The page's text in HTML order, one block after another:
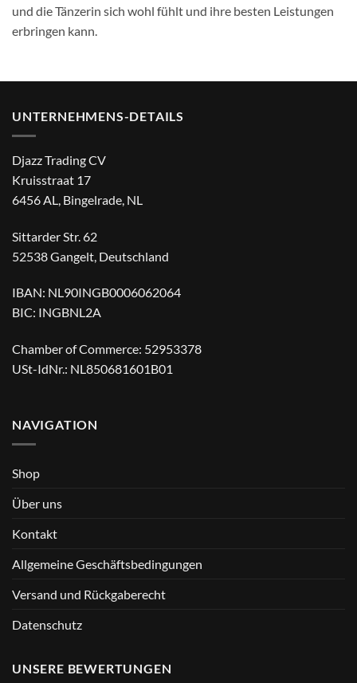
und die Tänzerin sich wohl fühlt und ihre besten Leistungen
erbringen kann.
UNTERNEHMENS-DETAILS
Djazz Trading CV
Kruisstraat 17
6456 AL, Bingelrade, NL
Sittarder Str. 62
52538 Gangelt, Deutschland
IBAN: NL90INGB0006062064
BIC: INGBNL2A
Chamber of Commerce: 52953378
USt-IdNr.: NL850681601B01
NAVIGATION
Shop
Über uns
Kontakt
Allgemeine Geschäftsbedingungen
Versand und Rückgaberecht
Datenschutz
UNSERE BEWERTUNGEN